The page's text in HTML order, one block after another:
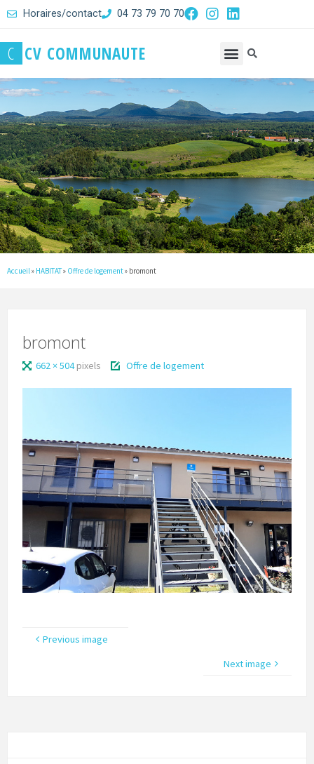
Horaires/contact 04 73 79 70 70
C CV COMMUNAUTE
Accueil » HABITAT» Offre de logement» bromont
bromont
662 × 504pixels Offre de logement
Previous image
Next image